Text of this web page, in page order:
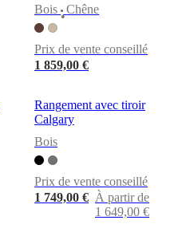
Service
Bois
•
Chêne
Prix de vente conseillé
1 859,00 €
Rangement avec tiroir
Calgary
Bois
Prix de vente conseillé
1 749,00 € À partir de
1 649,00 €